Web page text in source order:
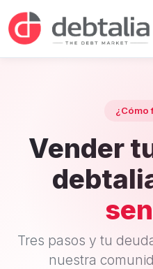
¿Cómo
Vender
Tres pasos y tu
nuestra